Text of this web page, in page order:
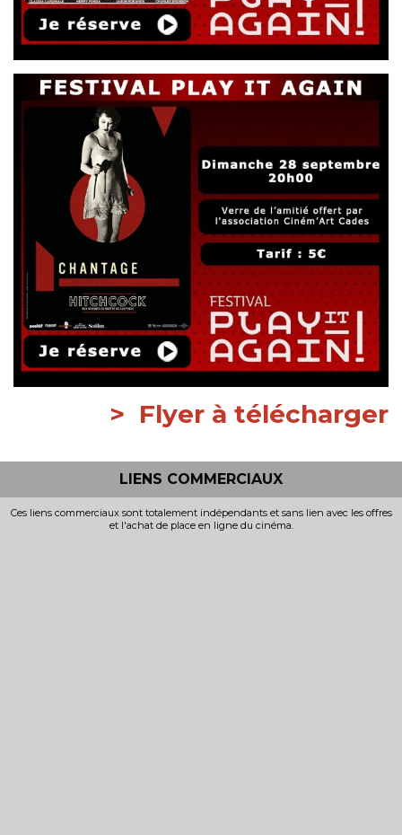
> Flyer à télécharger
LIENS COMMERCIAUX
Ces liens commerciaux sont totalement indépendants et sans lien avec les offres
et l'achat de place en ligne du cinéma.